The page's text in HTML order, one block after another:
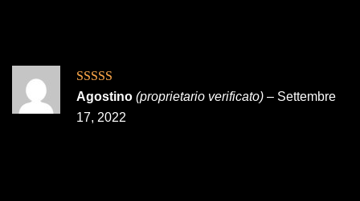
Valutato5su
5
Agostino (proprietario verificato) – Settembre
17, 2022